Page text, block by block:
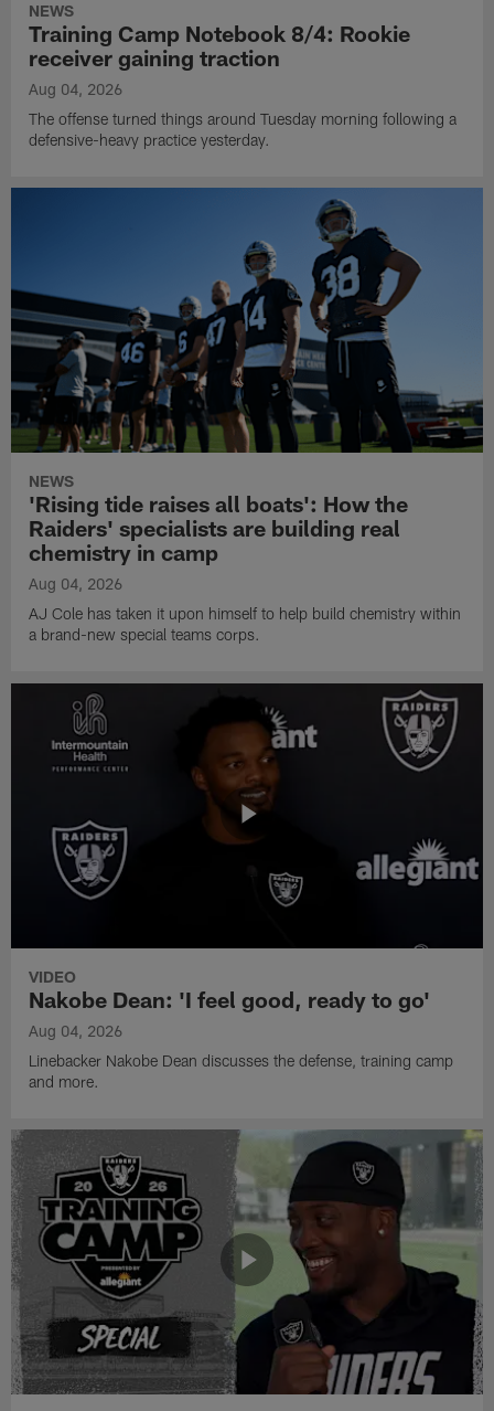
NEWS
Training Camp Notebook 8/4: Rookie
receiver gaining traction
Aug 04, 2026
The offense turned things around Tuesday morning following a
defensive-heavy practice yesterday.
NEWS
'Rising tide raises all boats': How the
Raiders' specialists are building real
chemistry in camp
Aug 04, 2026
AJ Cole has taken it upon himself to help build chemistry within
a brand-new special teams corps.
VIDEO
Nakobe Dean: 'I feel good, ready to go'
Aug 04, 2026
Linebacker Nakobe Dean discusses the defense, training camp
and more.